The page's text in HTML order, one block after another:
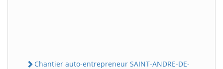
Chantier auto-entrepreneur SAINT-ANDRE-DE-